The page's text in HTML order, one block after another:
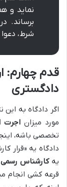
نماید و
برساند.
شرط،
قدم چهارم:
دادگستری
اگر دادگاه به
مورد میزاناجرت
تخصصی باشه،
دادگاه یه «قرار
یهکارشناس رسمی
قرعه کشی انجام